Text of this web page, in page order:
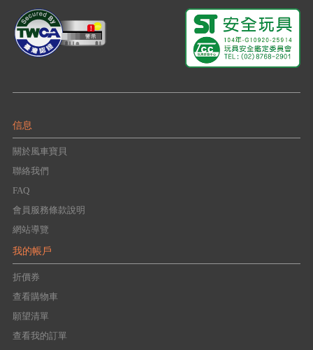
信息
關於風車寶貝
聯絡我們
FAQ
會員服務條款說明
網站導覽
我的帳戶
折價券
查看購物車
願望清單
查看我的訂單